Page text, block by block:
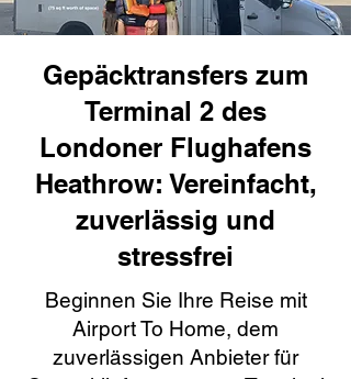
Gepäcktransfers zum
Terminal 2 des
Londoner Flughafens
Heathrow: Vereinfacht,
zuverlässig und
stressfrei
Beginnen Sie Ihre Reise mit
Airport To Home, dem
zuverlässigen Anbieter für